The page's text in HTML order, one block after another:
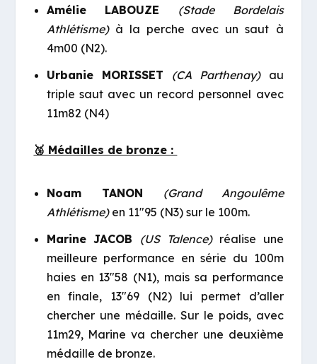
Amélie LABOUZE (Stade Bordelais
Athlétisme) à la perche avec un saut à
4m00 (N2).
Urbanie MORISSET
(CA Parthenay) au
triple saut avec un record personnel avec
11m82 (N4)
🥉 Médailles de bronze :
Noam TANON (Grand Angoulême
Athlétisme) en 11″95 (N3) sur le 100m.
Marine JACOB (US Talence) réalise une
meilleure performance en série du 100m
haies en 13″58 (N1), mais sa performance
en finale, 13″69 (N2) lui permet d’aller
chercher une médaille. Sur le poids, avec
11m29, Marine va chercher une deuxième
médaille de bronze.